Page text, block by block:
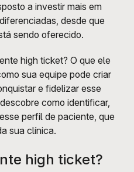
a investir mais em
desde que
sendo oferecido.
high ticket? O que ele
sua equipe pode criar
e fidelizar esse
como identificar,
perfil de paciente, que
sua clínica.
high ticket?